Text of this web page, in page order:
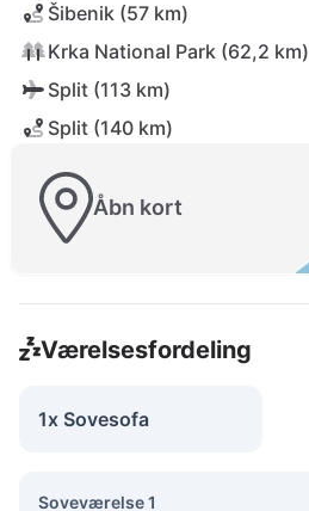
Šibenik (57 km)
Krka National Park (62,2 km)
Split (113 km)
Split (140 km)
Åbn kort
Værelsesfordeling
1x Sovesofa
Soveværelse 1